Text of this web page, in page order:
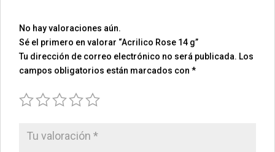
No hay valoraciones aún.
Sé el primero en valorar “Acrilico Rose 14 g”
Tu dirección de correo electrónico no será publicada. Los
campos obligatorios están marcados con *